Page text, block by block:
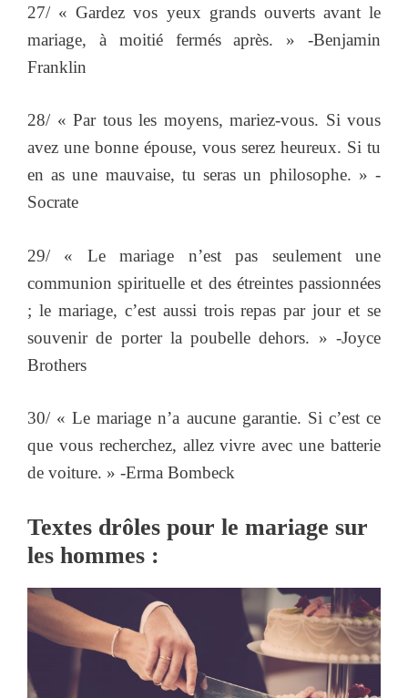
27/ « Gardez vos yeux grands ouverts avant le
mariage, à moitié fermés après. » -Benjamin
Franklin
28/ « Par tous les moyens, mariez-vous. Si vous
avez une bonne épouse, vous serez heureux. Si tu
en as une mauvaise, tu seras un philosophe. » -
Socrate
29/ « Le mariage n’est pas seulement une
communion spirituelle et des étreintes passionnées
; le mariage, c’est aussi trois repas par jour et se
souvenir de porter la poubelle dehors. » -Joyce
Brothers
30/ « Le mariage n’a aucune garantie. Si c’est ce
que vous recherchez, allez vivre avec une batterie
de voiture. » -Erma Bombeck
Textes drôles pour le mariage sur
les hommes :